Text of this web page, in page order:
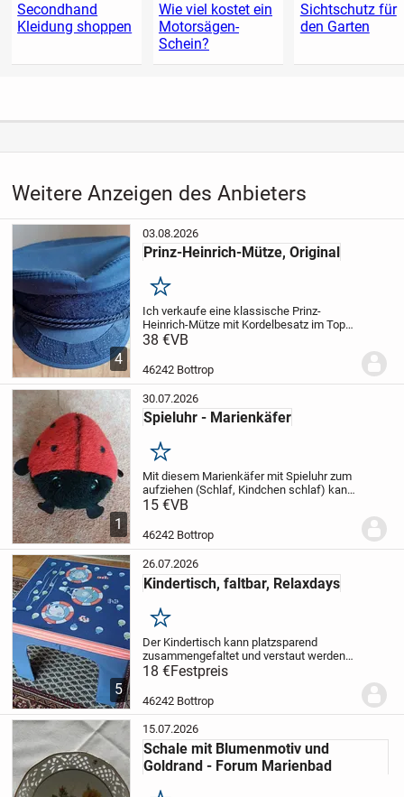
Secondhand
Kleidung shoppen
Wie viel kostet ein
Motorsägen-
Schein?
Sichtschutz für
den Garten
Weitere Anzeigen des Anbieters
4
03.08.2026
Prinz-Heinrich-Mütze, Original
Merken
Ich verkaufe eine klassische Prinz-
Heinrich-Mütze mit Kordelbesatz im Top
Zustand, da sie nur wenig getragen
tierfreier Haushalt
38 €VB
46242 Bottrop
1
30.07.2026
Spieluhr - Marienkäfer
Merken
Mit diesem Marienkäfer mit Spieluhr zum
aufziehen (Schlaf, Kindchen schlaf) kann
ihr Kind auch kuscheln!
15 €VB
46242 Bottrop
5
26.07.2026
Kindertisch, faltbar, Relaxdays
Merken
Der Kindertisch kann platzsparend
zusammengefaltet und verstaut werden
ideal zum Malen, Puzzeln und Spielen
Tisch sind 2 Netze für Aufbewahrung von
Stiften u.a. vorhanden
Größe:...
18 €Festpreis
46242 Bottrop
15.07.2026
Schale mit Blumenmotiv und
Goldrand - Forum Marienbad